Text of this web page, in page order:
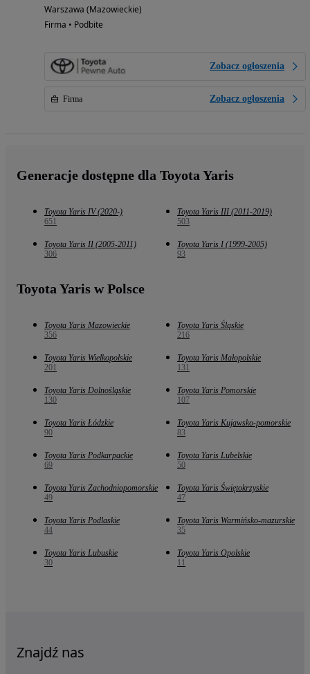
Warszawa (Mazowieckie)
Firma • Podbite
Zobacz ogłoszenia
Firma Zobacz ogłoszenia
Generacje dostępne dla Toyota Yaris
Toyota Yaris IV (2020-)
651
Toyota Yaris III (2011-2019)
503
Toyota Yaris II (2005-2011)
306
Toyota Yaris I (1999-2005)
93
Toyota Yaris w Polsce
Toyota Yaris Mazowieckie
356
Toyota Yaris Śląskie
216
Toyota Yaris Wielkopolskie
201
Toyota Yaris Małopolskie
131
Toyota Yaris Dolnośląskie
130
Toyota Yaris Pomorskie
107
Toyota Yaris Łódzkie
90
Toyota Yaris Kujawsko-pomorskie
83
Toyota Yaris Podkarpackie
69
Toyota Yaris Lubelskie
50
Toyota Yaris Zachodniopomorskie
49
Toyota Yaris Świętokrzyskie
47
Toyota Yaris Podlaskie
44
Toyota Yaris Warmińsko-mazurskie
35
Toyota Yaris Lubuskie
30
Toyota Yaris Opolskie
11
Znajdź nas